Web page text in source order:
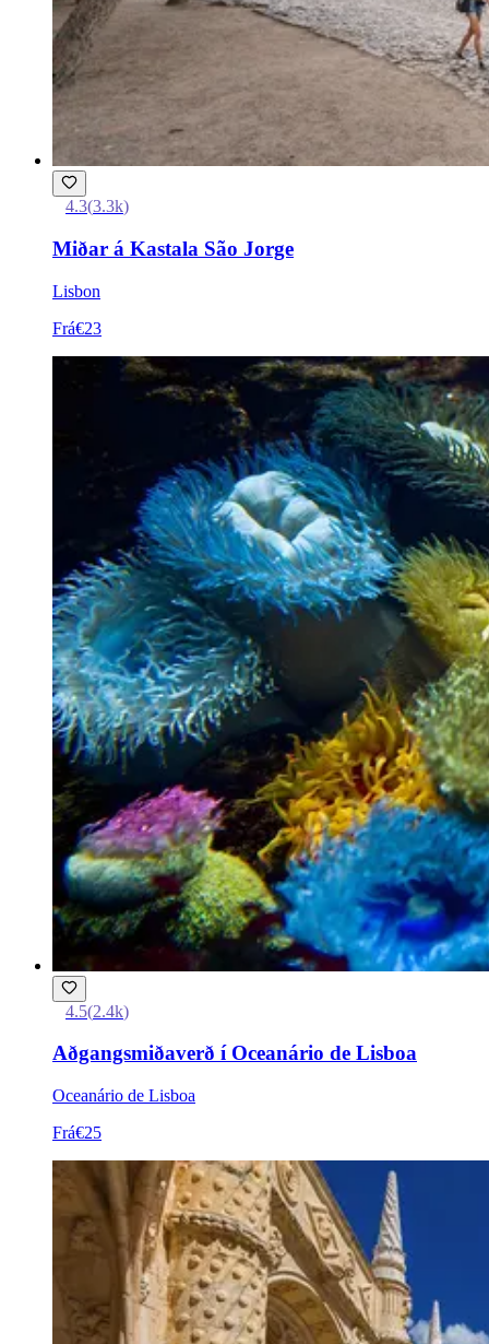
4.3(3.3k)
Miðar á Kastala São Jorge
Lisbon
Frá€23
4.5(2.4k)
Aðgangsmiðaverð í Oceanário de Lisboa
Oceanário de Lisboa
Frá€25